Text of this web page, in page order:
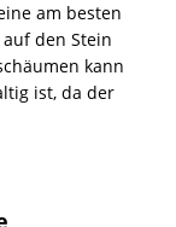
am besten
den Stein
kann
ist, da der